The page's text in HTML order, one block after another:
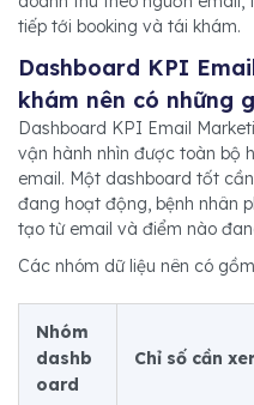
tiếp tới booking và tái khám.
Dashboard KPI
khám nên có những
Dashboard KPI Email
vận hành nhìn được toàn bộ
email. Một dashboard tốt
đang hoạt động, bệnh nhân
tạo từ email và điểm nào
Các nhóm dữ liệu nên có
Nhóm
dashb
oard
Chỉ số cần